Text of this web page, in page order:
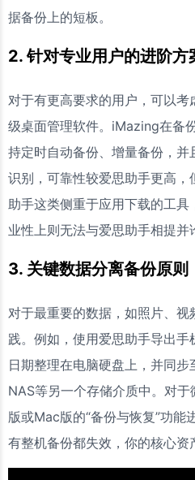
据备份上的短板。
2. 针对专业用户的进阶方
对于有更高要求的用户，可以
级桌面管理软件。iMazing在备
持定时自动备份、增量备份，
识别，可靠性较爱思助手更高
助手这类侧重于应用下载的工
业性上则无法与爱思助手相提并
3. 关键数据分离备份原则
对于最重要的数据，如照片、
践。例如，使用爱思助手导出
日期整理在电脑硬盘上，并同
NAS等另一个存储介质中。对
版或Mac版的“备份与恢复”功能
有整机备份都失效，你的核心资